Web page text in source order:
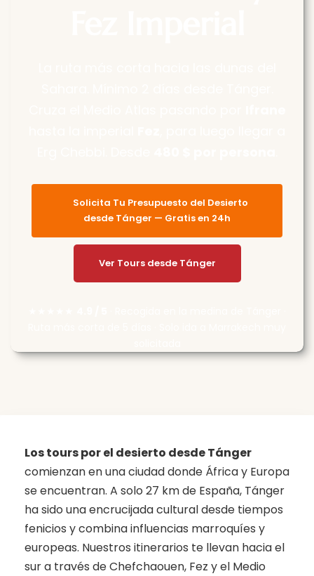
Solicita Tu Presupuesto del Desierto
desde Tánger — Gratis en 24h
Ver Tours desde Tánger
Los tours por el desierto desde Tánger
comienzan en una ciudad donde África y Europa
se encuentran. A solo 27 km de España, Tánger
ha sido una encrucijada cultural desde tiempos
fenicios y combina influencias marroquíes y
europeas. Nuestros itinerarios te llevan hacia el
sur a través de Chefchaouen, Fez y el Medio